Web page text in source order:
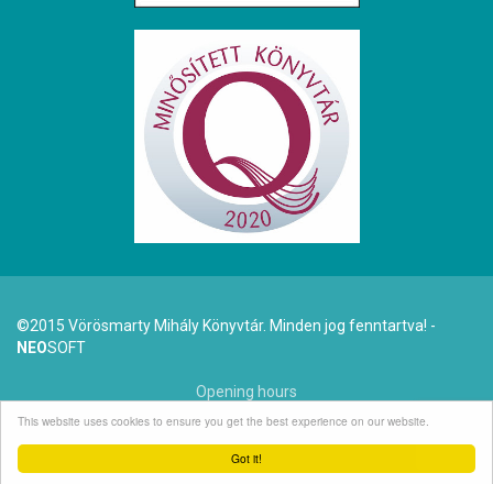
Got it!
This website uses cookies to ensure you get the best experience on our website.
©2015 Vörösmarty Mihály Könyvtár. Minden jog fenntartva! -
NEOSOFT
Opening hours